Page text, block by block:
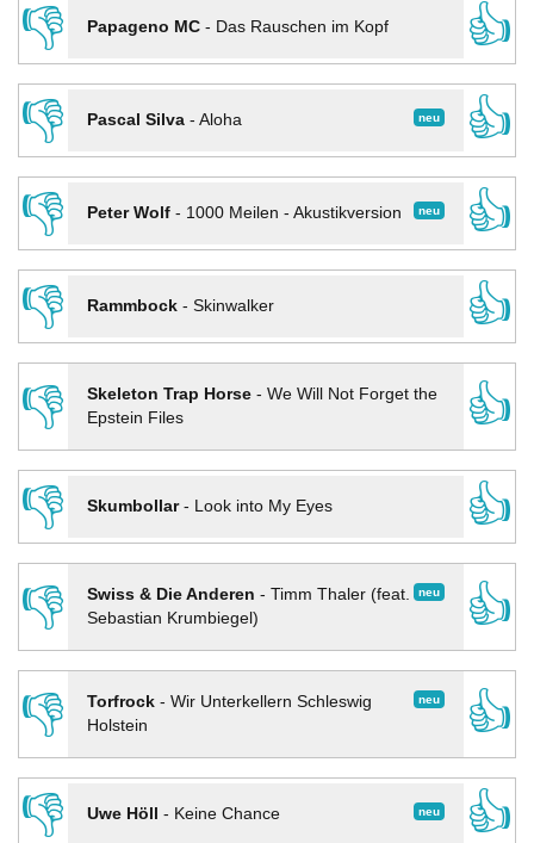
👎
Papageno MC- Das Rauschen im Kopf
👍
👎
neu
Pascal Silva- Aloha
👍
👎
neu
Peter Wolf- 1000 Meilen - Akustikversion
👍
👎
Rammbock- Skinwalker
👍
👎
Skeleton Trap Horse- We Will Not Forget the
Epstein Files
👍
👎
Skumbollar- Look into My Eyes
👍
👎
neu
Swiss & Die Anderen - Timm Thaler (feat.
Sebastian Krumbiegel)
👍
👎 neu
Torfrock- Wir Unterkellern Schleswig
Holstein
👍
👎
neu
Uwe Höll - Keine Chance
👍